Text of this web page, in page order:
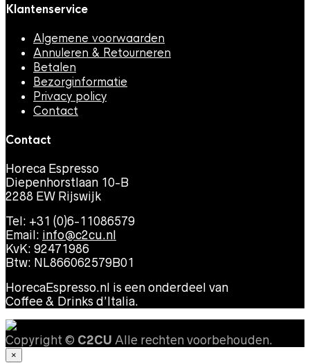
Klantenservice
Algemene voorwaarden
Annuleren & Retourneren
Betalen
Bezorginformatie
Privacy policy
Contact
Contact
Horeca Espresso
Diepenhorstlaan 10-B
2288 EW Rijswijk
Tel: +31 (0)6-11086579
Email: info@c2cu.nl
KvK: 92471986
Btw: NL866062579B01
HorecaEspresso.nl is een onderdeel van
Coffee & Drinks d’Italia.
Copyright © C2CU Alle rechten voorbehouden.
×